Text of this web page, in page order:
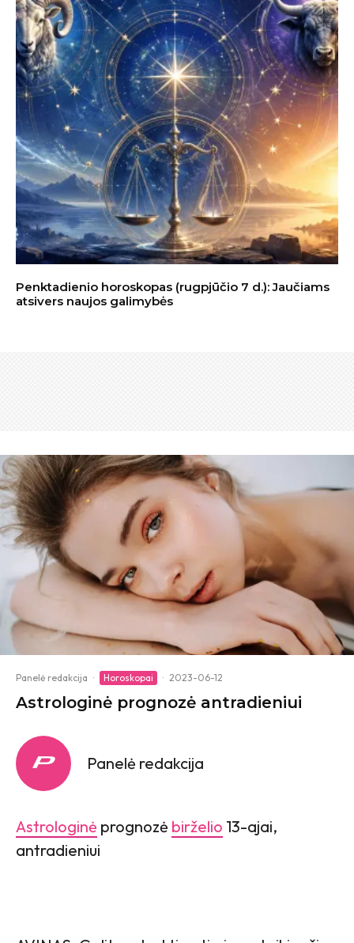
Penktadienio horoskopas (rugpjūčio 7 d.): Jaučiams
atsivers naujos galimybės
Panelė redakcija · Horoskopai · 2023-06-12
Astrologinė prognozė antradieniui
Panelė redakcija
Astrologinė prognozė birželio 13-ajai,
antradieniui